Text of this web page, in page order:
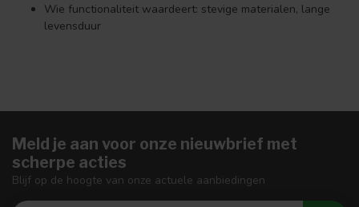
Wie functionaliteit waardeert: stevige materialen, lange
levensduur
Meld je aan voor onze nieuwbrief met
scherpe acties
Blijf op de hoogte van onze actuele aanbiedingen